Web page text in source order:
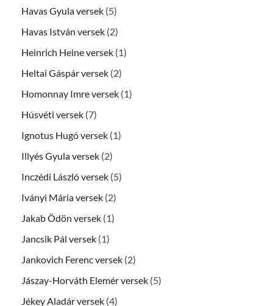
Havas Gyula versek (5)
Havas István versek (2)
Heinrich Heine versek (1)
Heltai Gáspár versek (2)
Homonnay Imre versek (1)
Húsvéti versek (7)
Ignotus Hugó versek (1)
Illyés Gyula versek (2)
Inczédi László versek (5)
Iványi Mária versek (2)
Jakab Ödön versek (1)
Jancsik Pál versek (1)
Jankovich Ferenc versek (2)
Jászay-Horváth Elemér versek (5)
Jékey Aladár versek (4)